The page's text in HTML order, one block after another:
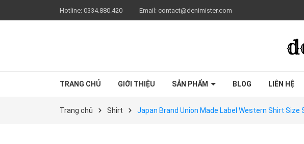
Hotline: 0334.880.420 Email: contact@denimister.com
TRANG CHỦ GIỚI THIỆU SẢN PHẨM BLOG LIÊN HỆ
Trang chủ Shirt Japan Brand Union Made Label Western Shirt Size